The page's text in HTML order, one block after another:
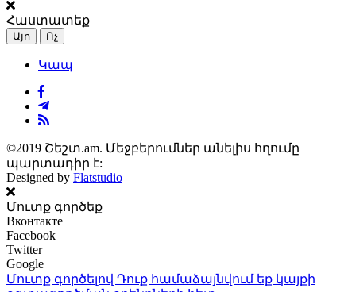
Հաստատեք
Այո Ոչ
Կապ
©2019 Շեշտ.am. Մեջբերումներ անելիս հղումը
պարտադիր է:
Designed by Flatstudio
Մուտք գործեք
Вконтакте
Facebook
Twitter
Google
Մուտք գործելով Դուք համաձայնվում եք կայքի